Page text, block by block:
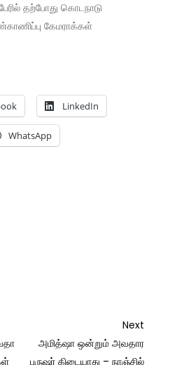
தற்போது கொடநாடு
கேமராக்கள்
LinkedIn
WhatsApp
Next
Post
Next
அமித்ஷா ஒன்றும் அவதார
புருஷர் கிடையாது – நாஞ்சில்